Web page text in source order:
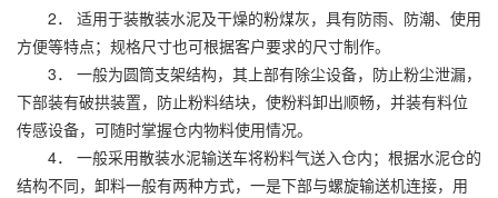
2． 适用于装散装水泥及干燥的粉煤灰，具有防雨、防潮、使用
方便等特点；规格尺寸也可根据客户要求的尺寸制作。
3． 一般为圆筒支架结构，其上部有除尘设备，防止粉尘泄漏，
下部装有破拱装置，防止粉料结块，使粉料卸出顺畅，并装有料位
传感设备，可随时掌握仓内物料使用情况。
4． 一般采用散装水泥输送车将粉料气送入仓内；根据水泥仓的
结构不同，卸料一般有两种方式，一是下部与螺旋输送机连接，用